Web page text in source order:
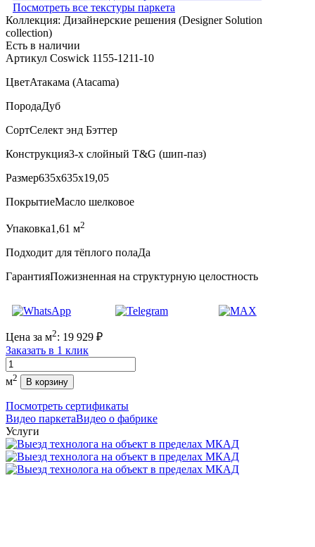
Посмотреть все текстуры паркета
Коллекция: Дизайнерские решения (Designer Solution
collection)
Есть в наличии
Артикул Coswick 1155-1211-10
ЦветАтакама (Atacama)
ПородаДуб
СортСелект энд Бэттер
Конструкция3-х слойный T&G (шип-паз)
Размер635x635x19,05
ПокрытиеМасло шелковое
Упаковка1,61 м2
Подходит для тёплого полаДа
ГарантияПожизненная на структурную целостность
Цена за м2: 19 929 ₽
Заказать в 1 клик
Количество
м2 В корзину
Посмотреть сертификаты
Видео паркетаВидео о фабрике
Услуги